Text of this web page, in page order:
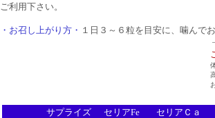
ご利用下さい。
・お召し上がり方・ １日３～６粒を目安に、噛んで
サプライズ セリアFe セリアＣａ